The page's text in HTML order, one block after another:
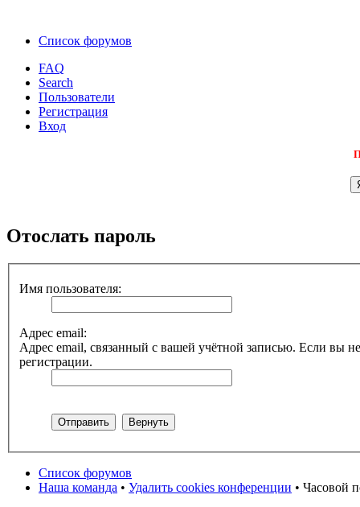
Список форумов
FAQ
Search
Пользователи
Регистрация
Вход
Отослать пароль
Имя пользователя:
Адрес email:
Адрес email, связанный с вашей учётной записью. Если вы
регистрации.
Список форумов
Наша команда • Удалить cookies конференции • Часовой